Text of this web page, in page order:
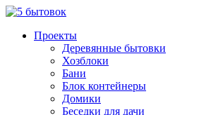
Проекты
Деревянные бытовки
Хозблоки
Бани
Блок контейнеры
Домики
Беседки для дачи